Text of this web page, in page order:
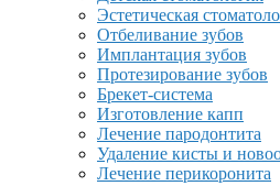
Эстетическая
Отбеливание зубов
Имплантация зубов
Протезирование зубов
Брекет-система
Изготовление капп
Лечение пародонтита
Удаление кисты и
Лечение перикоронита